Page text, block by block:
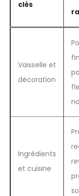
clés
Vaisselle et
décoration
Ingrédients
et cuisine